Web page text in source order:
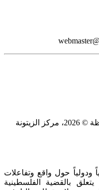
حقوق النشر محفوظة © 2026، مركز الزيتونة
ودولياً حول واقع وتفاعلات
بالقضية الفلسطينية